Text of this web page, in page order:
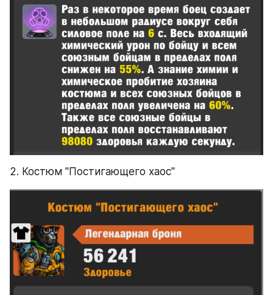
2. Костюм "Постигающего хаос"